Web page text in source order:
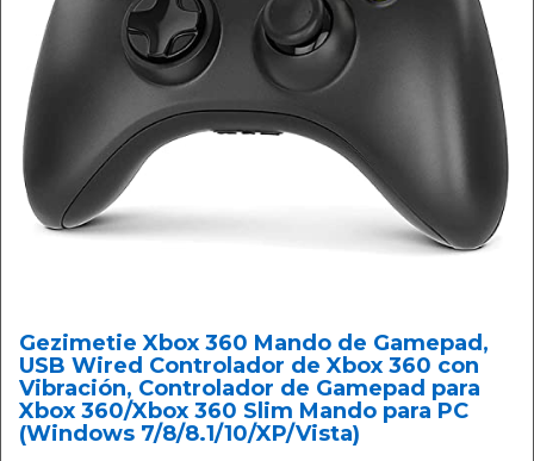
Gezimetie Xbox 360 Mando de Gamepad,
USB Wired Controlador de Xbox 360 con
Vibración, Controlador de Gamepad para
Xbox 360/Xbox 360 Slim Mando para PC
(Windows 7/8/8.1/10/XP/Vista)